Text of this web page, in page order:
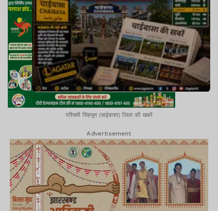
पश्चिमी सिंहभूम (चाईबासा) जिला की खबरें
Advertisement